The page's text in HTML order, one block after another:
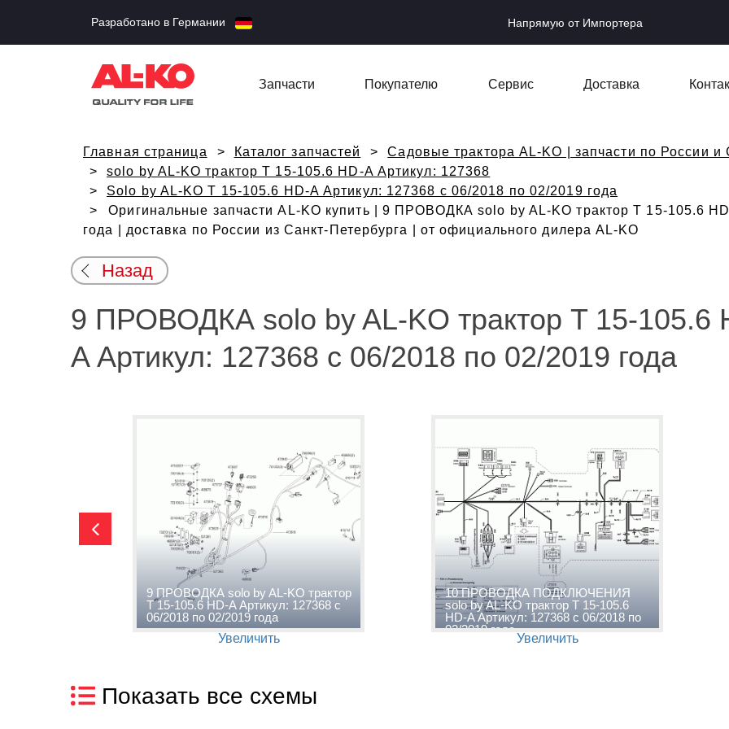
Разработано в Германии Напрямую от Импортера
Запчасти Покупателю Сервис Доставка
Главная страница Каталог запчастей
Садовые трактора AL-KO | запчасти по России
solo by AL-KO трактор T 15-105.6 HD-A Артикул: 127368
Solo by AL-KO T 15-105.6 HD-A Артикул: 127368 с 06/2018 по 02/2019 года
Оригинальные запчасти AL-KO купить | 9 ПРОВОДКА solo by AL-KO трактор T 15-105.6
года | доставка по России из Санкт-Петербурга | от официального дилера AL-KO
Назад
9 ПРОВОДКА solo by AL-KO трактор T 15-105.6
A Артикул: 127368 с 06/2018 по 02/2019 года
9 ПРОВОДКА solo by AL-KO трактор
T 15-105.6 HD-A Артикул: 127368 с
06/2018 по 02/2019 года
Увеличить
10 ПРОВОДКА ПОДКЛЮЧЕНИЯ
solo by AL-KO трактор T 15-105.6
HD-A Артикул: 127368 с 06/2018 по
02/2019 года
Увеличить
Показать все схемы